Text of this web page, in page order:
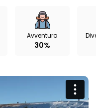
Avventura
30%